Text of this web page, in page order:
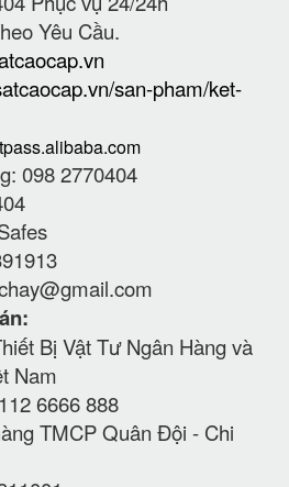
Yêu Cầu.
san-pham/ket-
098 2770404
Bị Vật Tư Ngân Hàng và
Nam
6666 888
TMCP Quân Đội - Chi